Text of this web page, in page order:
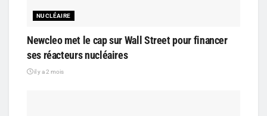
NUCLÉAIRE
Newcleo met le cap sur Wall Street pour financer
ses réacteurs nucléaires
il y a 2 mois